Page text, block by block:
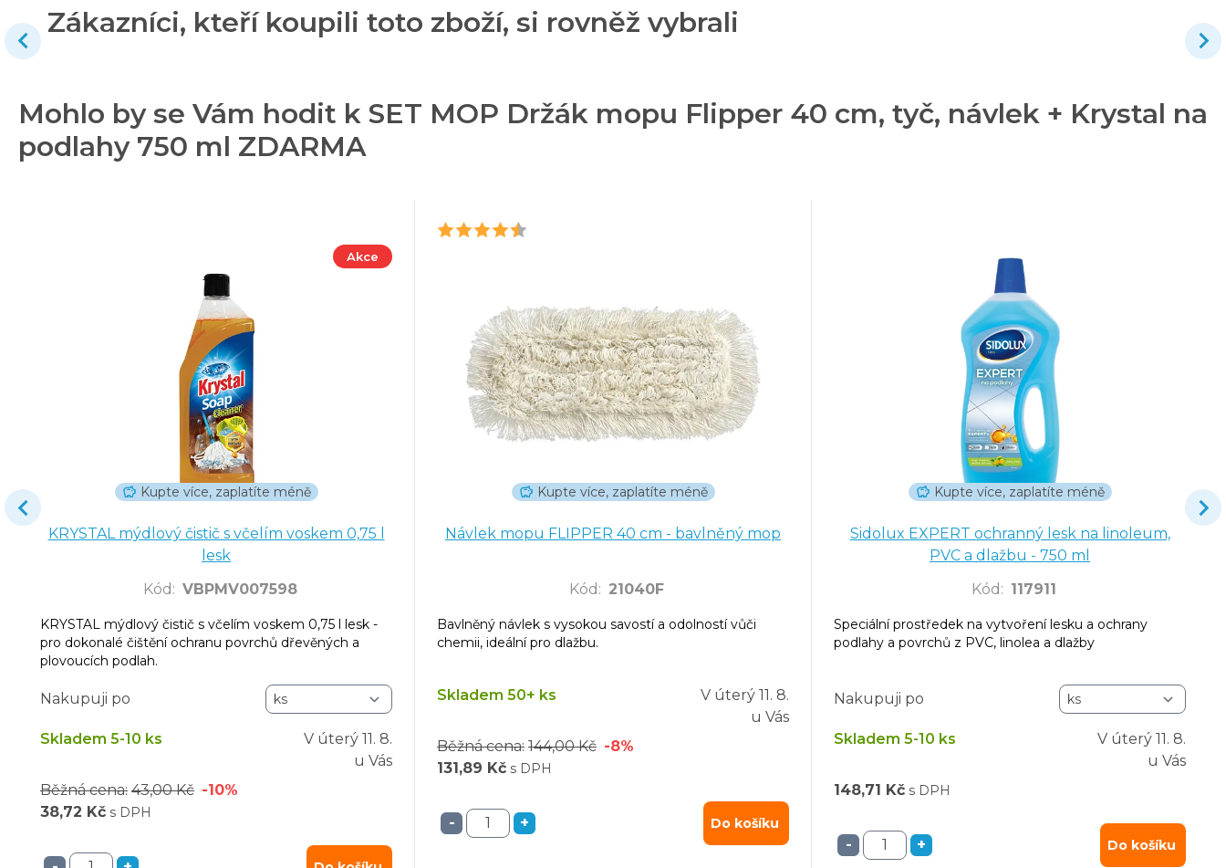
Zákazníci, kteří koupili toto zboží, si rovněž vybrali
Mohlo by se Vám hodit k SET MOP Držák mopu Flipper 40 cm, tyč, návlek + Krystal na
podlahy 750 ml ZDARMA
Akce
Kupte více, zaplatíte méně
KRYSTAL mýdlový čistič s včelím voskem 0,75 l
lesk
Kód : VBPMV007598
KRYSTAL mýdlový čistič s včelím voskem 0,75 l lesk -
pro dokonalé čištění ochranu povrchů dřevěných a
plovoucích podlah.
Nakupuji po
Skladem 5-10 ks V úterý 11. 8.
u Vás
Běžná cena: 43,00 Kč -10%
38,72 Kč s DPH
Kupte více, zaplatíte méně
Návlek mopu FLIPPER 40 cm - bavlněný mop
Kód : 21040F
Bavlněný návlek s vysokou savostí a odolností vůči
chemii, ideální pro dlažbu.
Skladem 50+ ks V úterý 11. 8.
u Vás
Běžná cena: 144,00 Kč -8%
131,89 Kč s DPH
- + Do košíku
Kupte více, zaplatíte méně
Sidolux EXPERT ochranný lesk na linoleum,
PVC a dlažbu - 750 ml
Kód : 117911
Speciální prostředek na vytvoření lesku a ochrany
podlahy a povrchů z PVC, linolea a dlažby
Nakupuji po
Skladem 5-10 ks V úterý 11. 8.
u Vás
148,71 Kč s DPH
- + Do košíku